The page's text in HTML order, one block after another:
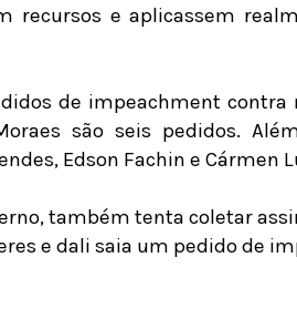
recursos e aplicassem
de impeachment contra
são seis pedidos.
Edson Fachin e Cármen
também tenta coletar
e dali saia um pedido de